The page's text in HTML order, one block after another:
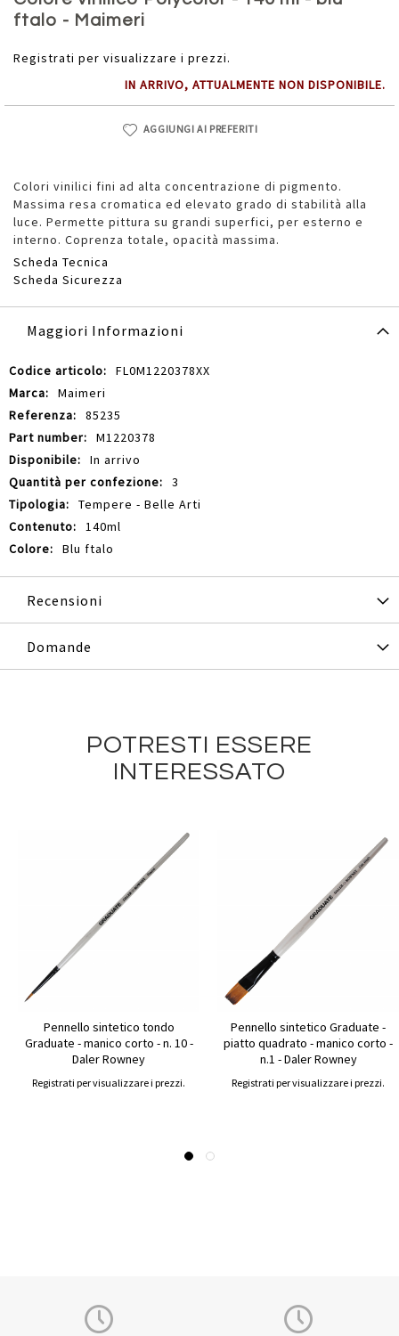
ftalo - Maimeri
Registrati per visualizzare i prezzi.
IN ARRIVO, ATTUALMENTE NON DISPONIBILE.
AGGIUNGI AI PREFERITI
Colori vinilici fini ad alta concentrazione di pigmento.
Massima resa cromatica ed elevato grado di stabilità alla
luce. Permette pittura su grandi superfici, per esterno e
interno. Coprenza totale, opacità massima.
Scheda Tecnica
Scheda Sicurezza
della
galleria
immagini
Maggiori Informazioni
Maggiori
Informazioni
FL0M1220378XX
Maimeri
85235
M1220378
In arrivo
3
Tempere - Belle Arti
140ml
Blu ftalo
Recensioni
Domande
POTRESTI ESSERE
INTERESSATO
Pennello sintetico tondo
Graduate - manico corto - n. 10 -
Daler Rowney
Registrati per visualizzare i prezzi.
Pennello sintetico Graduate -
piatto quadrato - manico corto -
n.1 - Daler Rowney
Registrati per visualizzare i prezzi.